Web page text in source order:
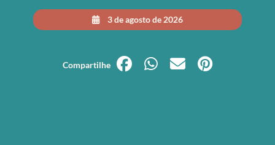
3 de agosto de 2026